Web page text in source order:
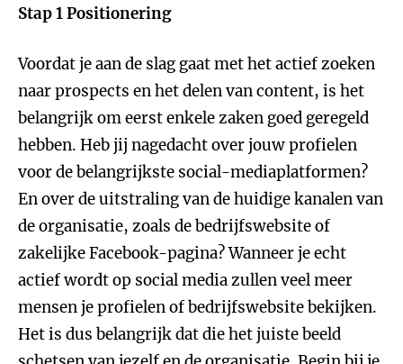
Stap 1 Positionering
Voordat je aan de slag gaat met het actief zoeken
naar prospects en het delen van content, is het
belangrijk om eerst enkele zaken goed geregeld
hebben. Heb jij nagedacht over jouw profielen
voor de belangrijkste social-mediaplatformen?
En over de uitstraling van de huidige kanalen van
de organisatie, zoals de bedrijfswebsite of
zakelijke Facebook-pagina? Wanneer je echt
actief wordt op social media zullen veel meer
mensen je profielen of bedrijfswebsite bekijken.
Het is dus belangrijk dat die het juiste beeld